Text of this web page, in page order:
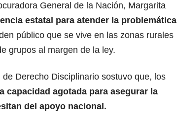
General de la Nación, Margarita
estatal para atender la problemática
público que se vive en las zonas rurales
grupos al margen de la ley.
Derecho Disciplinario sostuvo que, los
capacidad agotada para asegurar la
del apoyo nacional.